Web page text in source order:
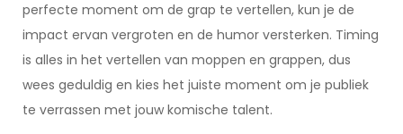
perfecte moment om de grap te vertellen, kun je de
impact ervan vergroten en de humor versterken. Timing
is alles in het vertellen van moppen en grappen, dus
wees geduldig en kies het juiste moment om je publiek
te verrassen met jouw komische talent.